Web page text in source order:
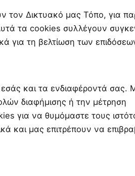
τον Δικτυακό μας Τόπο, για
τα cookies συλλέγουν
για τη βελτίωση των
και τα ενδιαφέροντά σας.
διαφήμισης ή την μέτρηση
για να θυμόμαστε τους
και μας επιτρέπουν να